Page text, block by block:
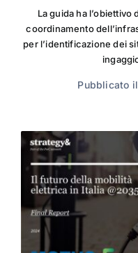
La guida ha l’obiettivo
coordinamento
per l’identificazione dei
Pubblicato